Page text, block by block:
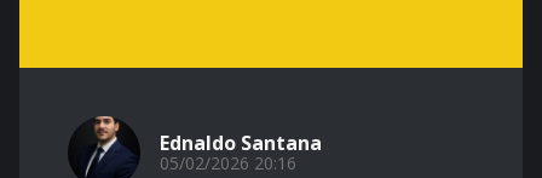
Ednaldo Santana
05/02/2026 20:16